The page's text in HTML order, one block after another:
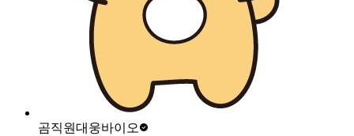
곰직원대웅바이오